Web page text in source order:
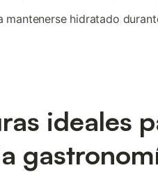
mantenerse hidratado
ideales